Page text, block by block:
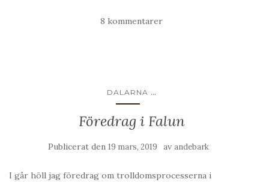
8 kommentarer
DALARNA ...
Föredrag i Falun
Publicerat den 19 mars, 2019 av andebark
I går höll jag föredrag om trolldomsprocesserna i